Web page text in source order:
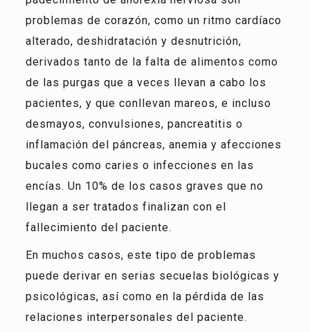
problemas de corazón, como un ritmo cardíaco
alterado, deshidratación y desnutrición,
derivados tanto de la falta de alimentos como
de las purgas que a veces llevan a cabo los
pacientes, y que conllevan mareos, e incluso
desmayos, convulsiones, pancreatitis o
inflamación del páncreas, anemia y afecciones
bucales como caries o infecciones en las
encías. Un 10% de los casos graves que no
llegan a ser tratados finalizan con el
fallecimiento del paciente.
En muchos casos, este tipo de problemas
puede derivar en serias secuelas biológicas y
psicológicas, así como en la pérdida de las
relaciones interpersonales del paciente.